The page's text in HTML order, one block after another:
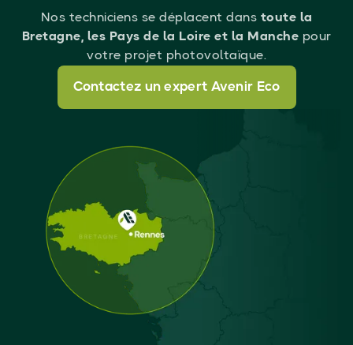
Nos techniciens se déplacent dans toute la
Bretagne, les Pays de la Loire et la Manche pour
votre projet photovoltaïque.
Contactez un expert Avenir Eco